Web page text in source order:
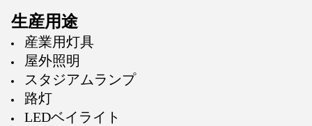
生産用途
産業用灯具
屋外照明
スタジアムランプ
路灯
LEDベイライト